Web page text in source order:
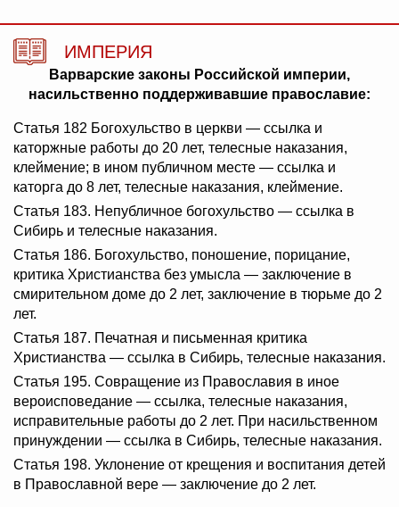
ИМПЕРИЯ
Варварские законы Российской империи,
насильственно поддерживавшие православие:
Статья 182 Богохульство в церкви — ссылка и
каторжные работы до 20 лет, телесные наказания,
клеймение; в ином публичном месте — ссылка и
каторга до 8 лет, телесные наказания, клеймение.
Статья 183. Непубличное богохульство — ссылка в
Сибирь и телесные наказания.
Статья 186. Богохульство, поношение, порицание,
критика Христианства без умысла — заключение в
смирительном доме до 2 лет, заключение в тюрьме до 2
лет.
Статья 187. Печатная и письменная критика
Христианства — ссылка в Сибирь, телесные наказания.
Статья 195. Совращение из Православия в иное
вероисповедание — ссылка, телесные наказания,
исправительные работы до 2 лет. При насильственном
принуждении — ссылка в Сибирь, телесные наказания.
Статья 198. Уклонение от крещения и воспитания детей
в Православной вере — заключение до 2 лет.